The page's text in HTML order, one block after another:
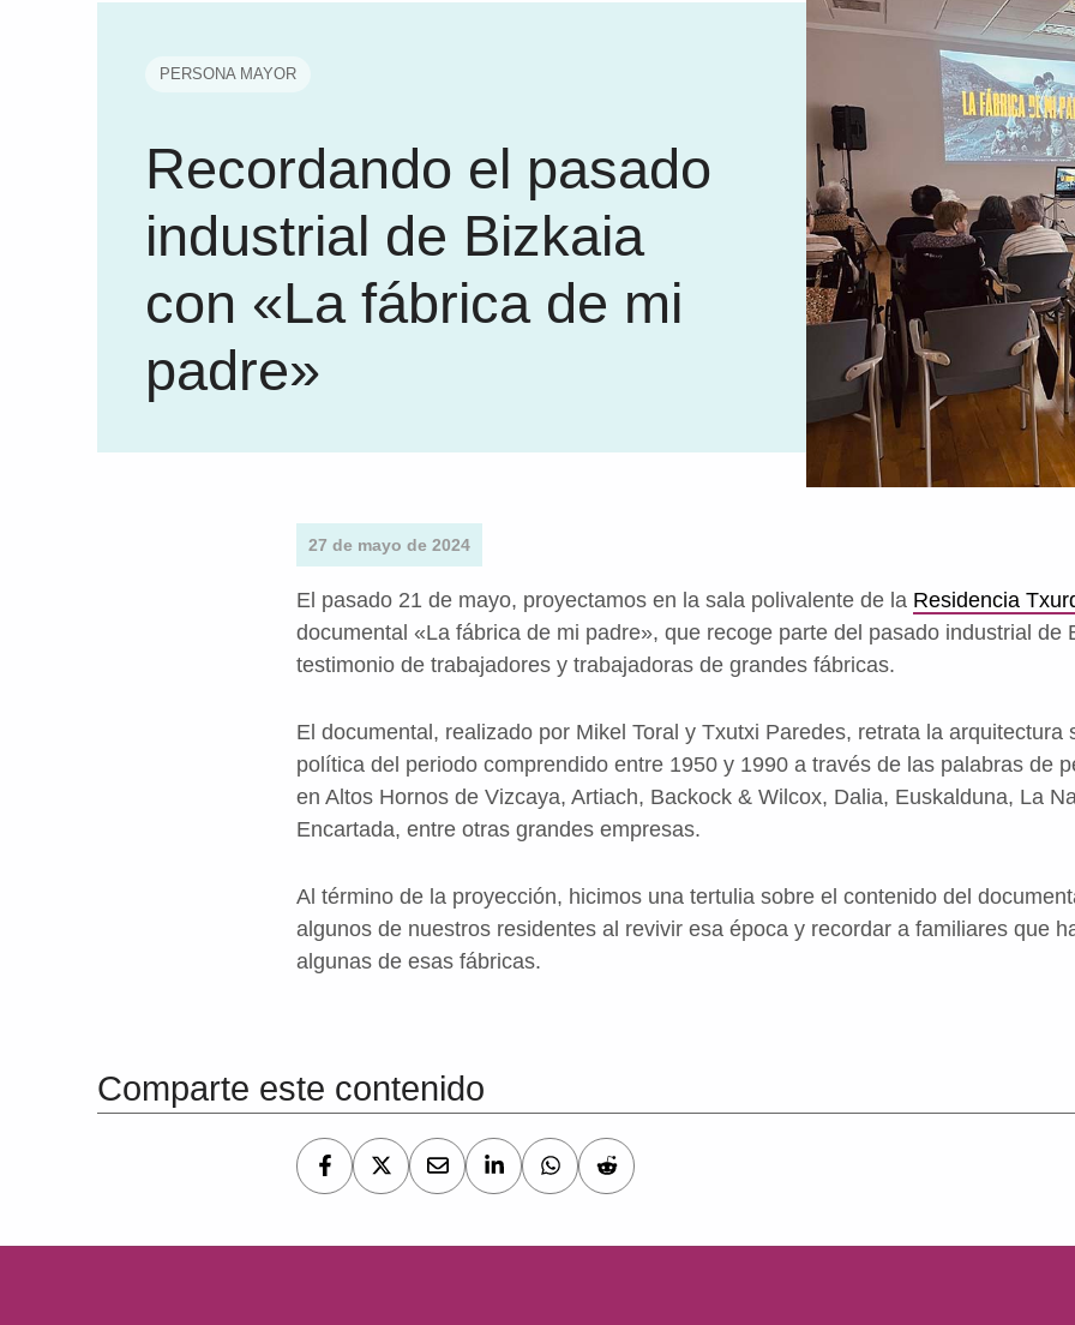
PERSONA MAYOR
Recordando el pasado
industrial de Bizkaia
con «La fábrica de mi
padre»
27 de mayo de 2024
El pasado 21 de mayo, proyectamos en la sala polivalente de la Residencia
documental «La fábrica de mi padre», que recoge parte del pasado industrial de
testimonio de trabajadores y trabajadoras de grandes fábricas.
El documental, realizado por Mikel Toral y Txutxi Paredes, retrata la arquitectura
política del periodo comprendido entre 1950 y 1990 a través de las palabras de
en Altos Hornos de Vizcaya, Artiach, Backock & Wilcox, Dalia, Euskalduna, La
Encartada, entre otras grandes empresas.
Al término de la proyección, hicimos una tertulia sobre el contenido del
algunos de nuestros residentes al revivir esa época y recordar a familiares que
algunas de esas fábricas.
Comparte este contenido